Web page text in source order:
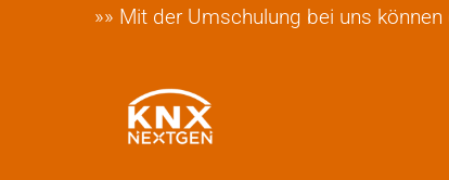
»» Mit der Umschulung bei uns